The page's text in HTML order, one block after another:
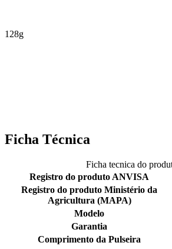
128g
Ficha Técnica
Ficha tecnica do
Registro do produto ANVISA
Registro do produto Ministério da
Agricultura (MAPA)
Modelo
Garantia
Comprimento da Pulseira